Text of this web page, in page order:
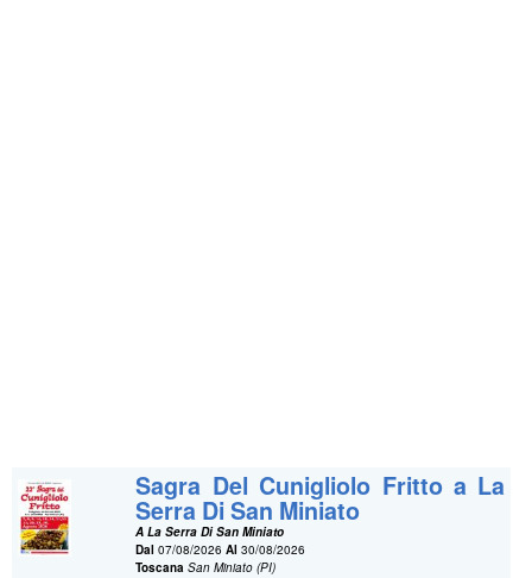
Sagra Del Cunigliolo Fritto a La
Serra Di San Miniato
A La Serra Di San Miniato
Dal 07/08/2026Al 30/08/2026
Toscana San Miniato (PI)